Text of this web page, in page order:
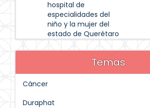
hospital de
especialidades del
niño y la mujer del
estado de Querétaro
Temas
Cáncer
Duraphat